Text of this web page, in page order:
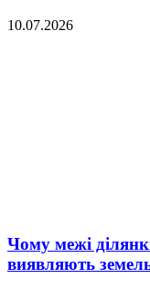
10.07.2026
Чому межі
виявляють